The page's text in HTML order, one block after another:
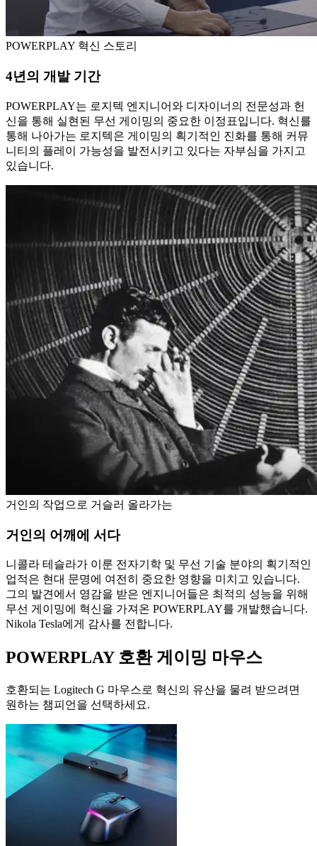
POWERPLAY 혁신 스토리
4년의 개발 기간
POWERPLAY는 로지텍 엔지니어와 디자이너의 전문성과 헌
신을 통해 실현된 무선 게이밍의 중요한 이정표입니다. 혁신를
통해 나아가는 로지텍은 게이밍의 획기적인 진화를 통해 커뮤
니티의 플레이 가능성을 발전시키고 있다는 자부심을 가지고
있습니다.
거인의 작업으로 거슬러 올라가는
거인의 어깨에 서다
니콜라 테슬라가 이룬 전자기학 및 무선 기술 분야의 획기적인
업적은 현대 문명에 여전히 중요한 영향을 미치고 있습니다.
그의 발견에서 영감을 받은 엔지니어들은 최적의 성능을 위해
무선 게이밍에 혁신을 가져온 POWERPLAY를 개발했습니다.
Nikola Tesla에게 감사를 전합니다.
POWERPLAY 호환 게이밍 마우스
호환되는 Logitech G 마우스로 혁신의 유산을 물려 받으려면
원하는 챔피언을 선택하세요.